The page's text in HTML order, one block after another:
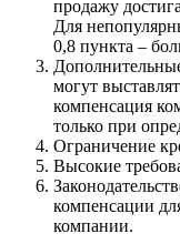
продажу
Для
0,8 пункта –
могут
компенсация
только при
Ограничение
Высокие
компенсации
компании.